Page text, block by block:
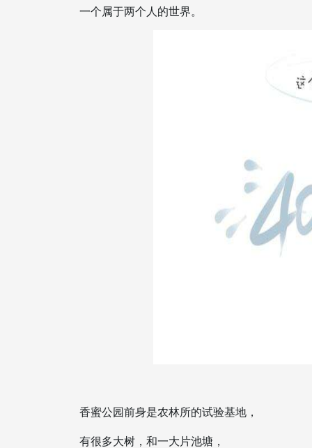
一个属于两个人的世界。
香蜜公园前身是农林所的试验基地，
有很多大树，和一大片池塘，